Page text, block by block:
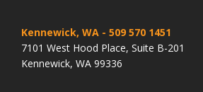
Kennewick, WA - 509 570 1451
7101 West Hood Place, Suite B-201
Kennewick, WA 99336